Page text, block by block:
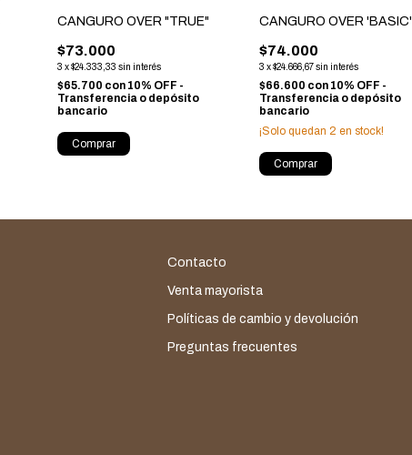
CANGURO OVER "TRUE"
$73.000
3 x$24.333,33 sin interés
$65.700 con 10% OFF -
Transferencia o depósito
bancario
Comprar
CANGURO OVER 'BASIC'
$74.000
3 x$24.666,67sin interés
$66.600 con 10% OFF -
Transferencia o depósito
bancario
¡Solo quedan2 en stock!
Comprar
Contacto
Venta mayorista
Políticas de cambio y devolución
Preguntas frecuentes